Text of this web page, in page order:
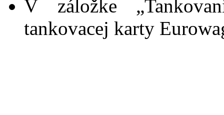
V záložke
tankovacej karty